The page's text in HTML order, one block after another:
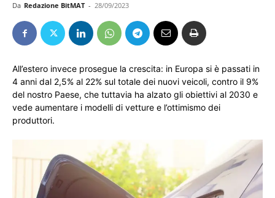
Da Redazione BitMAT - 28/09/2023
All’estero invece prosegue la crescita: in Europa si è passati in
4 anni dal 2,5% al 22% sul totale dei nuovi veicoli, contro il 9%
del nostro Paese, che tuttavia ha alzato gli obiettivi al 2030 e
vede aumentare i modelli di vetture e l’ottimismo dei
produttori.